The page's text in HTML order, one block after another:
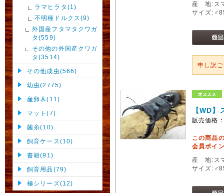
ラマヒラタ(1)
不明種ドルクス(9)
外国産フタマタクワガ
タ(559)
その他の外国産クワガ
タ(3514)
その他成虫(566)
幼虫(2775)
産卵木(11)
マット(7)
菌糸(10)
飼育ケース(10)
書籍(91)
飼育用品(79)
極シリーズ(12)
産 地:ス
サイズ
申し訳
【WD
販売価格
この商品
会員ポイ
産 地:ス
サイズ